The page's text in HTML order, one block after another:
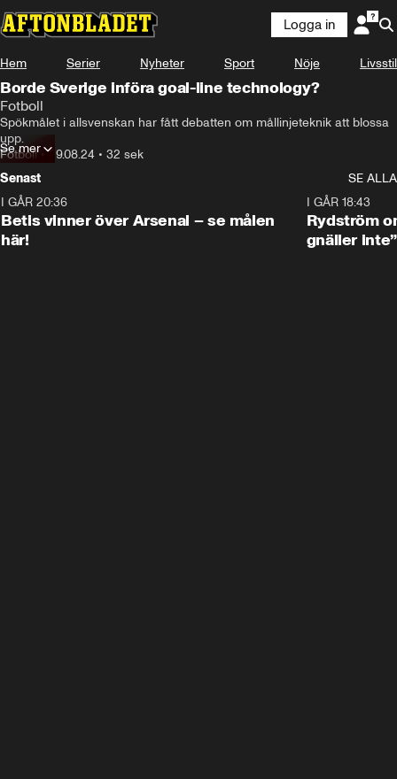
Logga in
Hem Serier Nyheter Sport Nöje Livsstil
Borde Sverige införa goal-line technology?
Fotboll
Spökmålet i allsvenskan har fått debatten om mållinjeteknik att blossa
upp.
Fotboll•29.08.24 • 32 sek
Se mer
Senast
SE ALLA
I GÅR 20:36
Betis vinner över Arsenal – se målen
här!
I GÅR 18:43
Rydström
gnäller inte”